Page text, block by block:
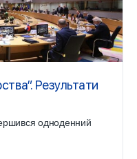
Результати
одноденний